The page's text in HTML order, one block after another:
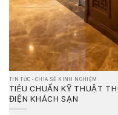
TIN TỨC - CHIA SẺ KINH NGHIỆM
TIÊU CHUẨN KỸ THUẬT
ĐIỆN KHÁCH SẠN